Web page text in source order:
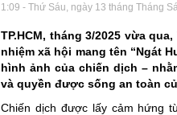
1:09 - Thứ Sáu, ngày 13 tháng Tháng
TP.HCM, tháng 3/2025 vừa
nhiệm xã hội mang tên “Ngát
hình ảnh của chiến dịch –
và quyền được sống an toàn
Chiến dịch được lấy cảm hứng